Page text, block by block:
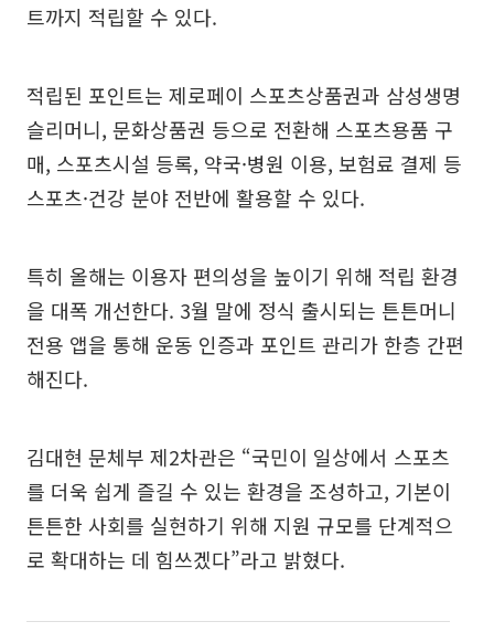
트까지 적립할 수 있다.
적립된 포인트는 제로페이 스포츠상품권과 삼성생명
슬리머니, 문화상품권 등으로 전환해 스포츠용품 구
매, 스포츠시설 등록, 약국·병원 이용, 보험료 결제 등
스포츠·건강 분야 전반에 활용할 수 있다.
특히 올해는 이용자 편의성을 높이기 위해 적립 환경
을 대폭 개선한다. 3월 말에 정식 출시되는 튼튼머니
전용 앱을 통해 운동 인증과 포인트 관리가 한층 간편
해진다.
김대현 문체부 제2차관은 “국민이 일상에서 스포츠
를 더욱 쉽게 즐길 수 있는 환경을 조성하고, 기본이
튼튼한 사회를 실현하기 위해 지원 규모를 단계적으
로 확대하는 데 힘쓰겠다”라고 밝혔다.